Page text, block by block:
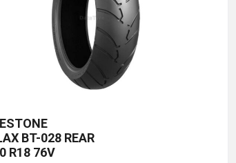
BT-028 REAR
R18 76V